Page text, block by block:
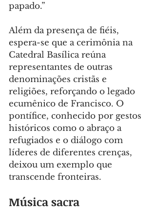
papado.”
Além da presença de fiéis,
espera-se que a cerimônia na
Catedral Basílica reúna
representantes de outras
denominações cristãs e
religiões, reforçando o legado
ecumênico de Francisco. O
pontífice, conhecido por gestos
históricos como o abraço a
refugiados e o diálogo com
líderes de diferentes crenças,
deixou um exemplo que
transcende fronteiras.
Música sacra